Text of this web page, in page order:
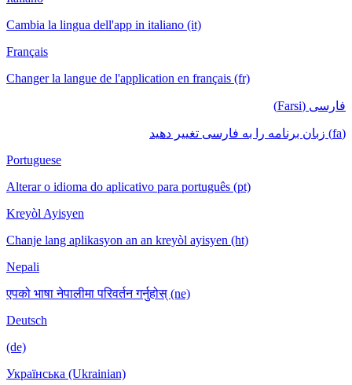
Cambia la lingua dell'app in italiano (it)
Français
Changer la langue de l'application en français (fr)
فارسی (Farsi)
(fa) زبان برنامه را به فارسی تغییر دهید
Portuguese
Alterar o idioma do aplicativo para português (pt)
Kreyòl Ayisyen
Chanje lang aplikasyon an an kreyòl ayisyen (ht)
Nepali
एपको भाषा नेपालीमा परिवर्तन गर्नुहोस् (ne)
Deutsch
(de)
Українська (Ukrainian)